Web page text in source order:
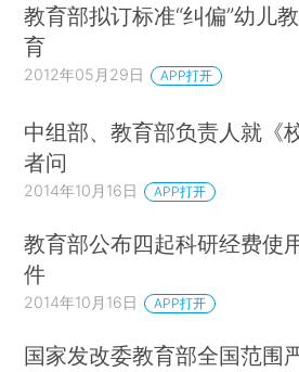
教育部拟订标准“纠偏”幼儿教
育
2012年05月29日 APP打开
中组部、教育部负责人就《
者问
2014年10月16日 APP打开
教育部公布四起科研经费使
件
2014年10月16日 APP打开
国家发改委教育部全国范围